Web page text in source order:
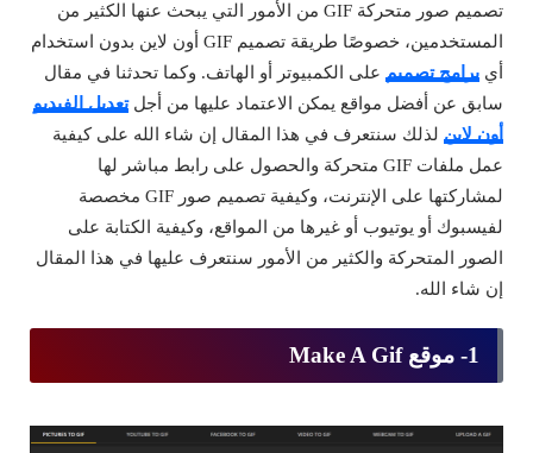
تصميم صور متحركة GIF من الأمور التي يبحث عنها الكثير من
المستخدمين، خصوصًا طريقة تصميم GIF أون لاين بدون استخدام
أي برامج تصميم على الكمبيوتر أو الهاتف. وكما تحدثنا في مقال
سابق عن أفضل مواقع يمكن الاعتماد عليها من أجلتعديل الفيديو
أون لاين لذلك سنتعرف في هذا المقال إن شاء الله على كيفية
عمل ملفات GIF متحركة والحصول على رابط مباشر لها
لمشاركتها على الإنترنت، وكيفية تصميم صور GIF مخصصة
لفيسبوك أو يوتيوب أو غيرها من المواقع، وكيفية الكتابة على
الصور المتحركة والكثير من الأمور سنتعرف عليها في هذا المقال
إن شاء الله.
1- موقع Make A Gif